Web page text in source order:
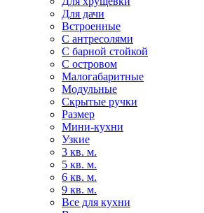
Для дачи
Встроенные
С антресолями
С барной стойкой
С островом
Малогабаритные
Модульные
Скрытые ручки
Размер
Мини-кухни
Узкие
3 кв. м.
5 кв. м.
6 кв. м.
9 кв. м.
Все для кухни